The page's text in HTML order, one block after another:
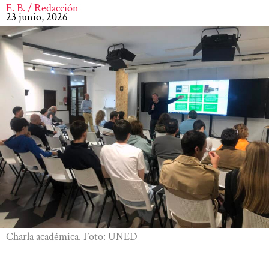
E. B. / Redacción
23 junio, 2026
Charla académica. Foto: UNED